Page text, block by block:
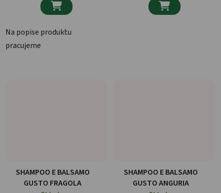

Na popise produktu
pracujeme

SHAMPOO E BALSAMO
GUSTO FRAGOLA
SHAMPOO E BALSAMO
GUSTO ANGURIA